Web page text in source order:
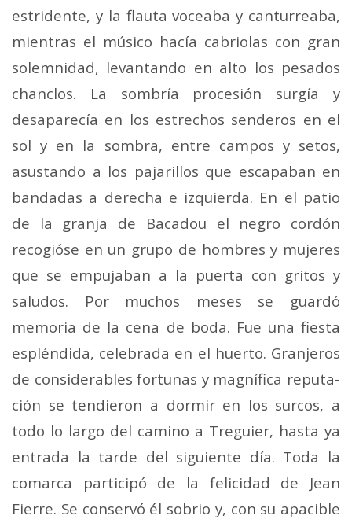
estridente, y la flauta voceaba y canturreaba,
mientras el músico hacía cabriolas con gran
solemnidad, levantando en alto los pesados
chan­clos. La sombría procesión surgía y
desaparecía en los estrechos senderos en el
sol y en la sombra, entre campos y setos,
asustando a los pajarillos que escapaban en
ban­dadas a derecha e izquierda. En el patio
de la granja de Bacadou el negro cordón
recogióse en un grupo de hom­bres y mujeres
que se empujaban a la puerta con gritos y
saludos. Por muchos meses se guardó
memoria de la cena de boda. Fue una fiesta
espléndida, celebrada en el huer­to. Granjeros
de considerables fortunas y magnífica reputa­
ción se tendieron a dormir en los surcos, a
todo lo largo del camino a Treguier, hasta ya
entrada la tarde del si­guiente día. Toda la
comarca participó de la felicidad de Jean
Fierre. Se conservó él sobrio y, con su apacible